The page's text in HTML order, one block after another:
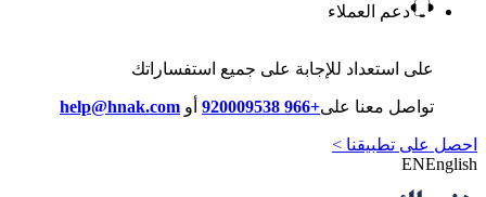
دعم العملاء
على استعداد للإجابة على جميع استفساراتك
تواصل معنا على+966 920009538 أو help@hnak.com
احصل على تطبيقنا >
ENEnglish